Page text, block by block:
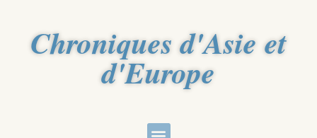
Chroniques d'Asie et
d'Europe